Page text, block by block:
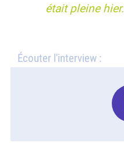
était pleine hier.
Écouter l'interview :